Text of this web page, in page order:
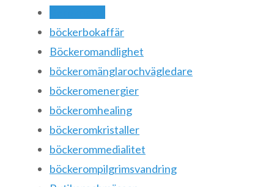
böckerbokaffär
Böckeromandlighet
böckeromänglarochvägledare
böckeromenergier
böckeromhealing
böckeromkristaller
böckerommedialitet
böckerompilgrimsvandring